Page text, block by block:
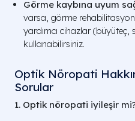
Görme kaybına uyum
varsa, görme
yardımcı cihazlar
kullanabilirsiniz.
Optik Nöropati
Sorular
1. Optik nöropati iyileşir